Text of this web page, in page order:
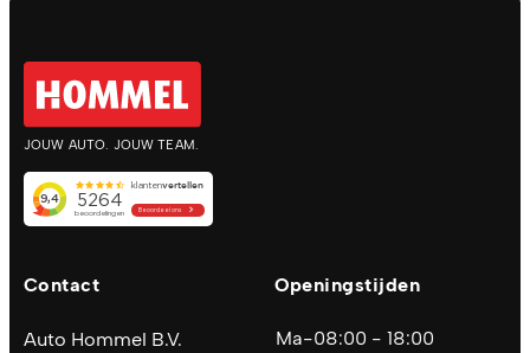
JOUW AUTO. JOUW TEAM.
Contact
Auto Hommel B.V.
Openingstijden
Ma-08:00 - 18:00